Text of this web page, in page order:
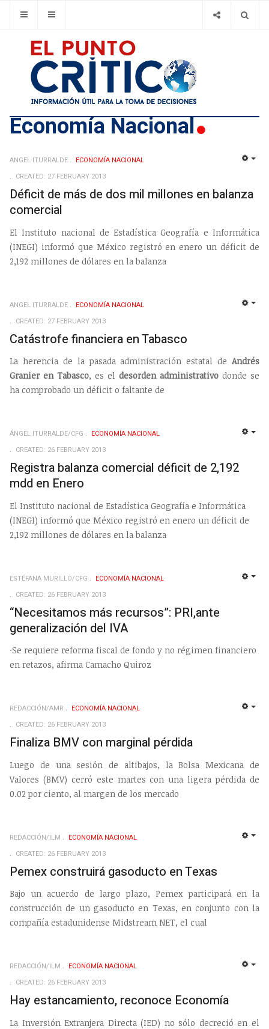
Economí­a Nacional
ANGEL ITURRALDE
ECONOMÍ­A NACIONAL
CREATED: 27 FEBRUARY 2013
Déficit de más de dos mil millones en balanza
comercial
El Instituto nacional de Estadística Geografía e Informática
(INEGI) informó que México registró en enero un déficit de
2,192 millones de dólares en la balanza
ANGEL ITURRALDE
ECONOMÍ­A NACIONAL
CREATED: 27 FEBRUARY 2013
Catástrofe financiera en Tabasco
La herencia de la pasada administración estatal de Andrés
Granier en Tabasco, es el desorden administrativo donde se
ha comprobado un déficit o faltante de
ÁNGEL ITURRALDE/CFG
ECONOMÍ­A NACIONAL
CREATED: 26 FEBRUARY 2013
Registra balanza comercial déficit de 2,192
mdd en Enero
El Instituto nacional de Estadística Geografía e Informática
(INEGI) informó que México registró en enero un déficit de
2,192 millones de dólares en la balanza
ESTÉFANA MURILLO/CFG
ECONOMÍ­A NACIONAL
CREATED: 26 FEBRUARY 2013
“Necesitamos más recursos”: PRI,ante
generalización del IVA
·Se requiere reforma fiscal de fondo y no régimen financiero
en retazos, afirma Camacho Quiroz
REDACCIÓN/AMR
ECONOMÍ­A NACIONAL
CREATED: 26 FEBRUARY 2013
Finaliza BMV con marginal pérdida
Luego de una sesión de altibajos, la Bolsa Mexicana de
Valores (BMV) cerró este martes con una ligera pérdida de
0.02 por ciento, al margen de los mercado
REDACCIÓN/ILM
ECONOMÍ­A NACIONAL
CREATED: 26 FEBRUARY 2013
Pemex construirá gasoducto en Texas
Bajo un acuerdo de largo plazo, Pemex participará en la
construcción de un gasoducto en Texas, en conjunto con la
compañía estadunidense Midstream NET, el cual
REDACCIÓN/ILM
ECONOMÍ­A NACIONAL
CREATED: 26 FEBRUARY 2013
Hay estancamiento, reconoce Economía
La Inversión Extranjera Directa (IED) no sólo decreció en el